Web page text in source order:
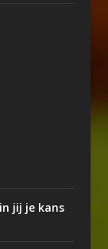
jij je kans